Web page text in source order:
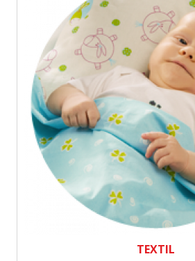
TEXTIL